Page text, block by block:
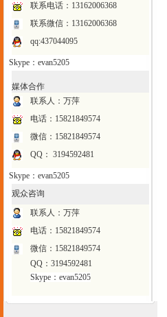
联系电话： 13162006368
联系微信：13162006368
qq:437044095
Skype：evan5205
媒体合作
联系人：万萍
电话：15821849574
微信：15821849574
QQ： 3194592481
Skype：evan5205
观众咨询
联系人：万萍
电话：15821849574
微信：15821849574
QQ：3194592481
Skype：evan5205